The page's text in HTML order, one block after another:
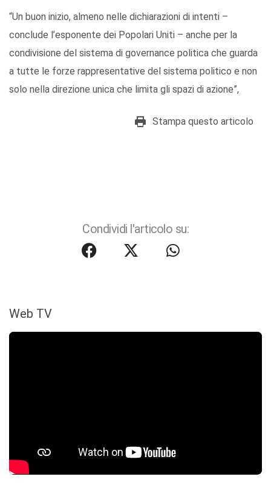
“Un buon inizio, almeno nelle dichiarazioni di intenti –
conclude l’esponente dei Popolari Uniti – anche per la
condivisione del sistema di governance politica che guarda
a tutte le forze rappresentative del sistema politico e non
solo nella direzione unica che limita gli spazi di azione”,
Stampa questo articolo
Condividi l'articolo su:
Web TV